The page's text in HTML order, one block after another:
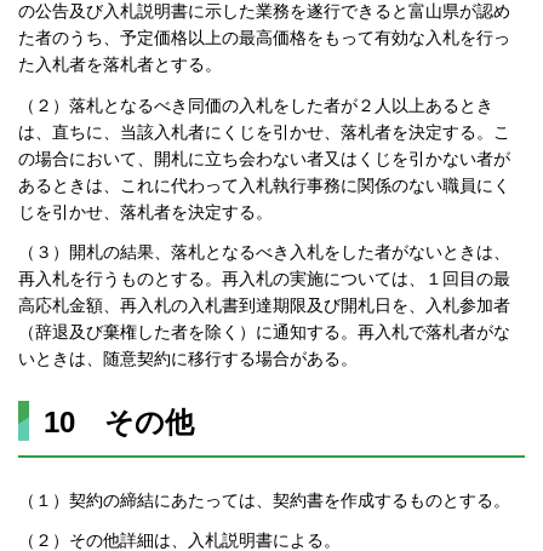
の公告及び入札説明書に示した業務を遂行できると富山県が認め
た者のうち、予定価格以上の最高価格をもって有効な入札を行っ
た入札者を落札者とする。
（２）落札となるべき同価の入札をした者が２人以上あるとき
は、直ちに、当該入札者にくじを引かせ、落札者を決定する。こ
の場合において、開札に立ち会わない者又はくじを引かない者が
あるときは、これに代わって入札執行事務に関係のない職員にく
じを引かせ、落札者を決定する。
（３）開札の結果、落札となるべき入札をした者がないときは、
再入札を行うものとする。再入札の実施については、１回目の最
高応札金額、再入札の入札書到達期限及び開札日を、入札参加者
（辞退及び棄権した者を除く）に通知する。再入札で落札者がな
いときは、随意契約に移行する場合がある。
10 その他
（１）契約の締結にあたっては、契約書を作成するものとする。
（２）その他詳細は、入札説明書による。